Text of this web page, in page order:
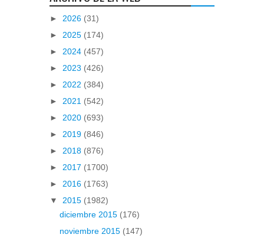
► 2026 (31)
► 2025 (174)
► 2024 (457)
► 2023 (426)
► 2022 (384)
► 2021 (542)
► 2020 (693)
► 2019 (846)
► 2018 (876)
► 2017 (1700)
► 2016 (1763)
▼ 2015 (1982)
diciembre 2015 (176)
noviembre 2015 (147)